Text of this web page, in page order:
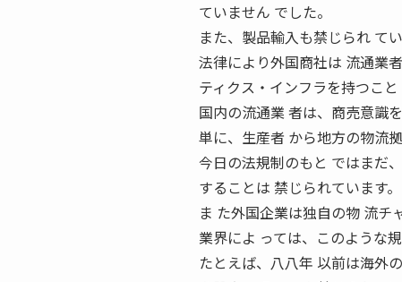
ていません でした。
また、製品輸入も禁じられ てい
法律により外国商社は 流通業
ティクス・インフラを持つこと
国内の流通業 者は、商売意識
単に、生産者 から地方の物流
今日の法規制のもと ではまだ
することは 禁じられています。
ま た外国企業は独自の物 流チ
業界によ っては、このような
たとえば、八八年 以前は海外